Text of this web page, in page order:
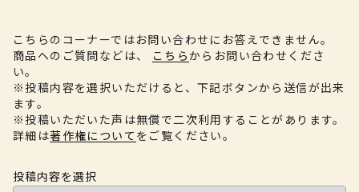
こちらのコーナーではお問い合わせにお答えできません。
商品へのご質問などは、
こちらからお問い合わせくださ
い。
※投稿内容を選択いただけると、下記ボタンから送信が出来
ます。
※投稿いただいた声は無償で二次利用することがあります。
詳細は著作権について をご覧ください。
投稿内容を選択